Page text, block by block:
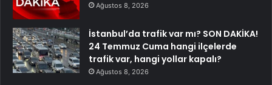
Ağustos 8, 2026
İstanbul’da trafik var mı? SON DAKİKA!
24 Temmuz Cuma hangi ilçelerde
trafik var, hangi yollar kapalı?
Ağustos 8, 2026